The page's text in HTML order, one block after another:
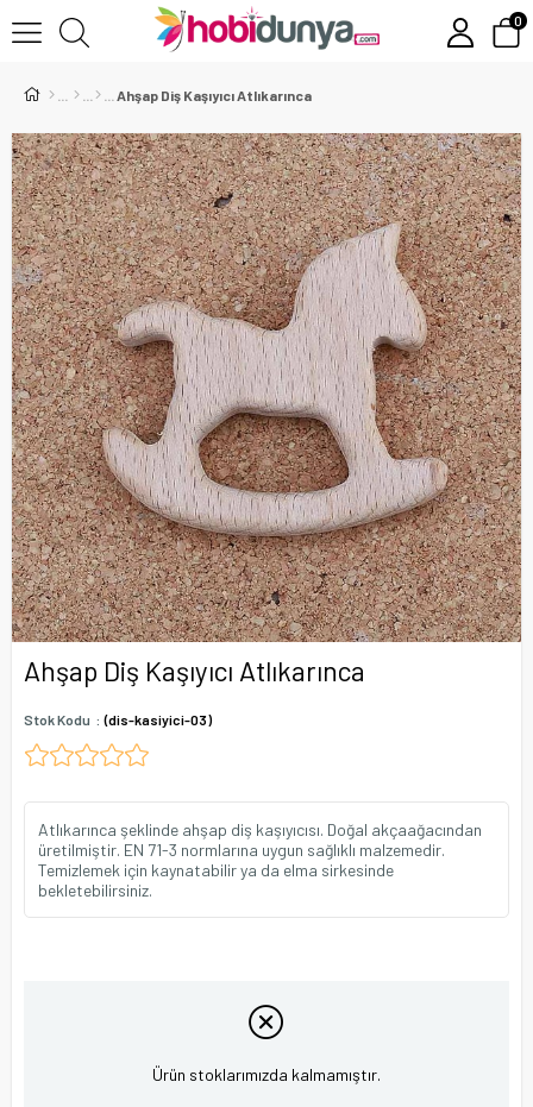
0
Ahşap Diş Kaşıyıcı Atlıkarınca
Ahşap Diş Kaşıyıcı Atlıkarınca
Stok Kodu (dis-kasiyici-03)
Atlıkarınca şeklinde ahşap diş kaşıyıcısı. Doğal akçaağacından
üretilmiştir. EN 71-3 normlarına uygun sağlıklı malzemedir.
Temizlemek için kaynatabilir ya da elma sirkesinde
bekletebilirsiniz.
Ürün stoklarımızda kalmamıştır.